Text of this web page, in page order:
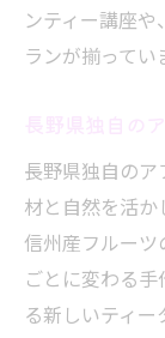
ンティー講座
ランが揃ってい
長野県独自の
材と自然を活か
信州産フルー
ごとに変わる
る新しいティー